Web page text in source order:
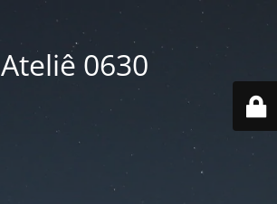
Ateliê 0630